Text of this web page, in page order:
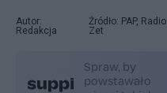
Autor:
Redakcja
Źródło: PAP, Radio
Zet